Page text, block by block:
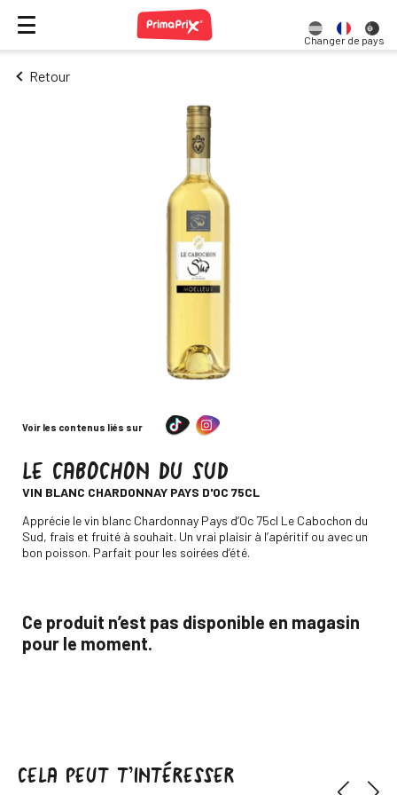
Changer de pays
Retour
Voir les contenus liés sur
LE CABOCHON DU SUD
VIN BLANC CHARDONNAY PAYS D'OC 75CL
Descripción
Apprécie le vin blanc Chardonnay Pays d’Oc 75cl Le Cabochon du
Sud, frais et fruité à souhait. Un vrai plaisir à l’apéritif ou avec un
bon poisson. Parfait pour les soirées d’été.
Ce produit n’est pas disponible en magasin
pour le moment.
CELA PEUT T’INTÉRESSER